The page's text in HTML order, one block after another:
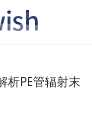
析PE管辐射末